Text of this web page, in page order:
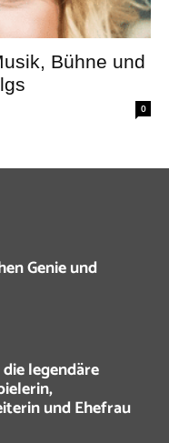
Bühne und
0
Genie und
legendäre
und Ehefrau